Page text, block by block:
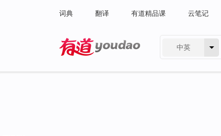
词典 翻译 有道精品课 云笔记
中英